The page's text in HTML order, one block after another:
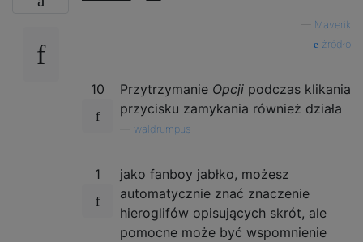
Maverik
źródło
10 Przytrzymanie Opcji podczas klikania
przycisku zamykania również działa
waldrumpus
1
jako fanboy jabłko, możesz
automatycznie znać znaczenie
hieroglifów opisujących skrót, ale
pomocne może być wspomnienie